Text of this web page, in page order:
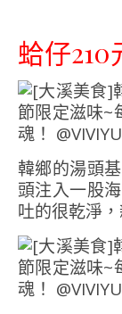
蛤仔210
韓鄉的湯頭
頭注入一股
吐的很乾淨